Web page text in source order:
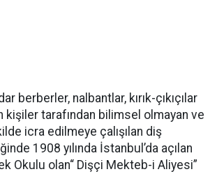
berberler, nalbantlar, kırık-çıkıçılar
kişiler tarafından bilimsel olmayan ve
icra edilmeye çalışılan diş
1908 yılında İstanbul’da açılan
Okulu olan“ Dişçi Mekteb-i Aliyesi”